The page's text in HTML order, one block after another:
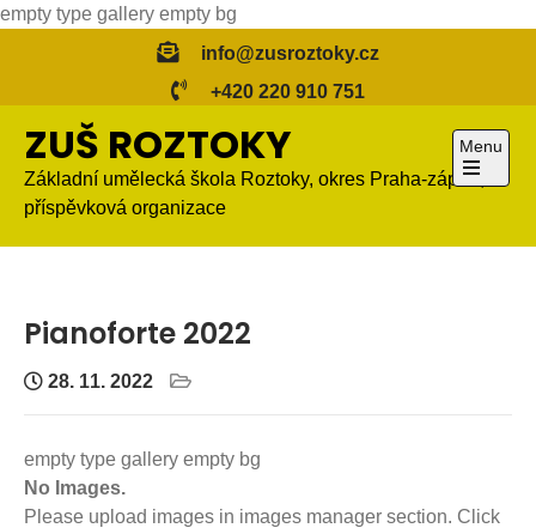
empty type gallery empty bg
to
content
info@zusroztoky.cz
+420 220 910 751
ZUŠ ROZTOKY
Základní umělecká škola Roztoky, okres Praha-západ,
příspěvková organizace
Menu
Open
menu
Pianoforte 2022
28. 11. 2022
empty type gallery empty bg
No Images.
Please upload images in images manager section. Click